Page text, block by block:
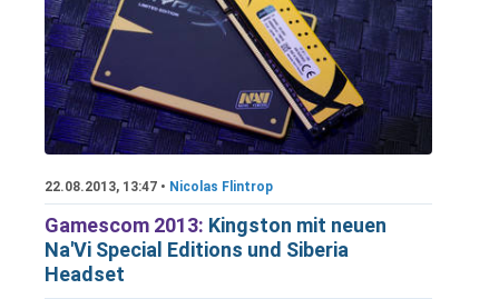
22.08.2013, 13:47 • Nicolas Flintrop
Gamescom 2013: Kingston mit neuen
Na'Vi Special Editions und Siberia
Headset